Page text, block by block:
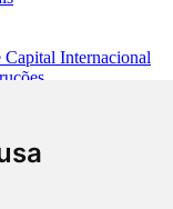
Internacional
Mobiliários
do SFN
de